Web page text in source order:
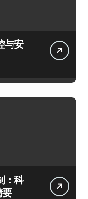
与安
：科
要